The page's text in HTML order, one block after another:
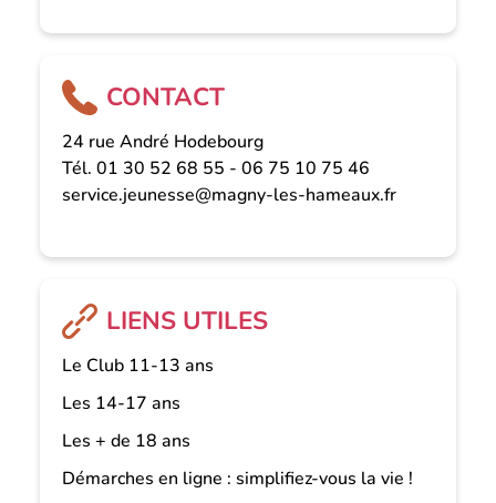
CONTACT
24 rue André Hodebourg
Tél. 01 30 52 68 55 - 06 75 10 75 46
service.jeunesse@magny-les-hameaux.fr
LIENS UTILES
Le Club 11-13 ans
Les 14-17 ans
Les + de 18 ans
Démarches en ligne : simplifiez-vous la vie !